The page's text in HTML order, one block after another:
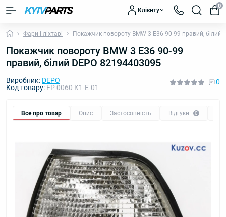
Клієнту
0
Фари і ліхтарі Покажчик повороту BMW 3 E36 90-99 правий, білий
Покажчик повороту BMW 3 E36 90-99
правий, білий DEPO 82194403095
Виробник: DEPO
Код товару: FP 0060 K1-E-01
0
Все про товар Опис Застосовність Відгуки 0